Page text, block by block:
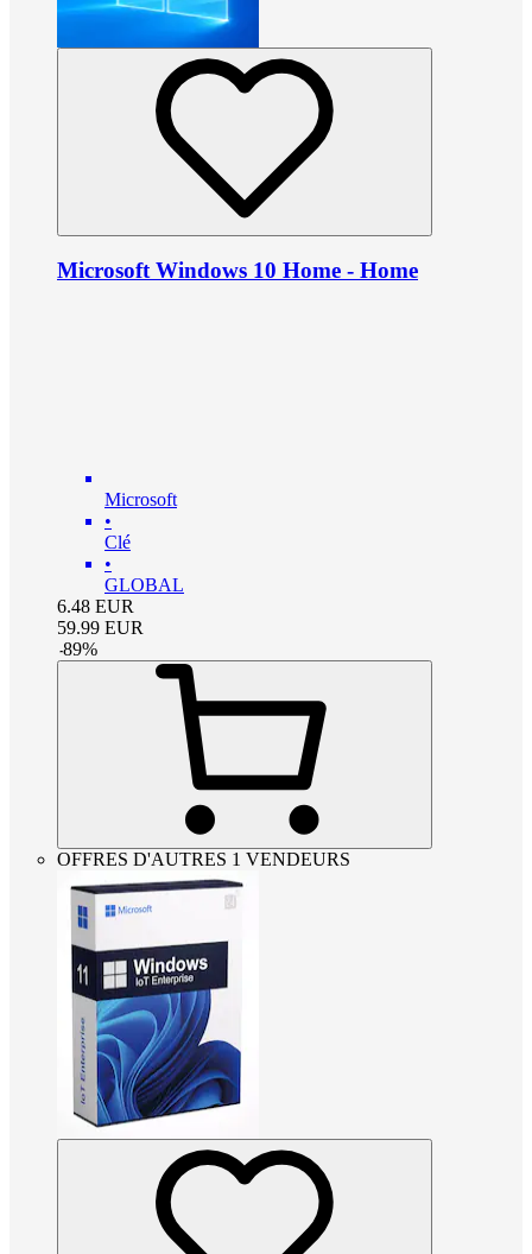
Microsoft Windows 10 Home - Home
Microsoft
•
Clé
•
GLOBAL
6.48 EUR
59.99 EUR
-89%
OFFRES D'AUTRES 1 VENDEURS